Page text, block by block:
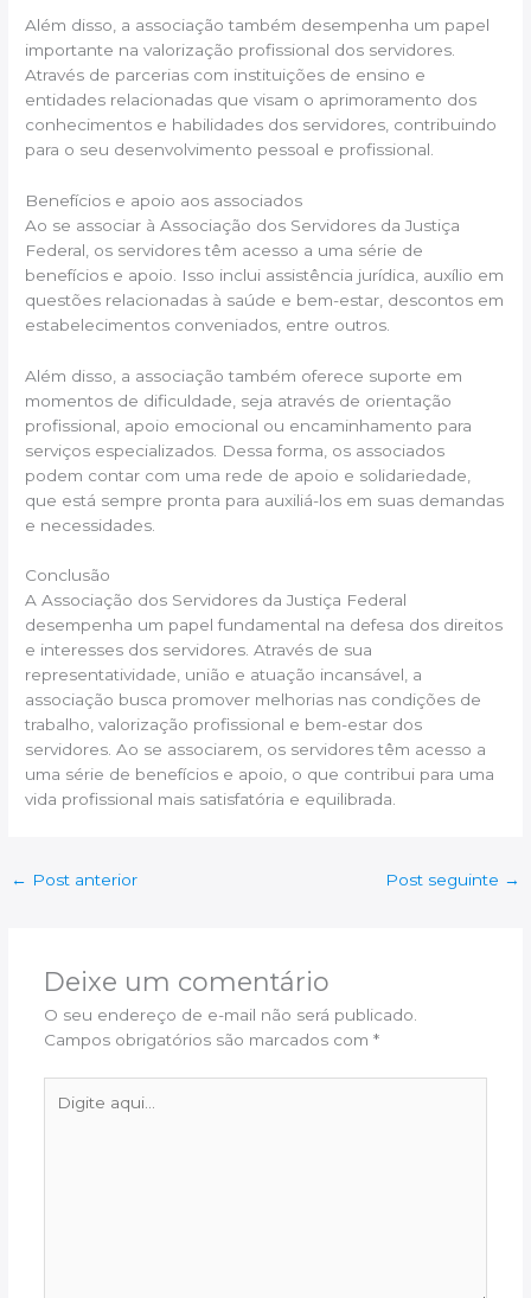
Além disso, a associação também desempenha um papel
importante na valorização profissional dos servidores.
Através de parcerias com instituições de ensino e
entidades relacionadas que visam o aprimoramento dos
conhecimentos e habilidades dos servidores, contribuindo
para o seu desenvolvimento pessoal e profissional.
Benefícios e apoio aos associados
Ao se associar à Associação dos Servidores da Justiça
Federal, os servidores têm acesso a uma série de
benefícios e apoio. Isso inclui assistência jurídica, auxílio em
questões relacionadas à saúde e bem-estar, descontos em
estabelecimentos conveniados, entre outros.
Além disso, a associação também oferece suporte em
momentos de dificuldade, seja através de orientação
profissional, apoio emocional ou encaminhamento para
serviços especializados. Dessa forma, os associados
podem contar com uma rede de apoio e solidariedade,
que está sempre pronta para auxiliá-los em suas demandas
e necessidades.
Conclusão
A Associação dos Servidores da Justiça Federal
desempenha um papel fundamental na defesa dos direitos
e interesses dos servidores. Através de sua
representatividade, união e atuação incansável, a
associação busca promover melhorias nas condições de
trabalho, valorização profissional e bem-estar dos
servidores. Ao se associarem, os servidores têm acesso a
uma série de benefícios e apoio, o que contribui para uma
vida profissional mais satisfatória e equilibrada.
← Post anterior Post seguinte →
Deixe um comentário
O seu endereço de e-mail não será publicado.
Campos obrigatórios são marcados com *
aqui...